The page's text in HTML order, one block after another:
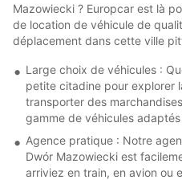
Mazowiecki ? Europcar est là
de location de véhicule de
déplacement dans cette ville
Large choix de véhicules :
petite citadine pour explorer
transporter des
gamme de véhicules
Agence pratique : Notre
Dwór Mazowiecki est
arriviez en train, en avion ou